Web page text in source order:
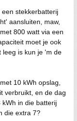
stekkerbatterij
aansluiten, maw,
800 watt via een
moet je ook
leeg is kun je 'm de
10 kWh opslag,
verbruikt, en de dag
in die batterij
die extra 7?